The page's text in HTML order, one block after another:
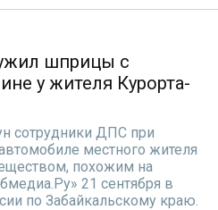
шприцы с
у жителя Курорта-
сотрудники ДПС при
местного жителя
похожим на
21 сентября в
по Забайкальскому краю.